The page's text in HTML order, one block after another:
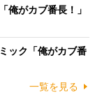
がカブ番長！」
ック「俺がカブ番
一覧を見る